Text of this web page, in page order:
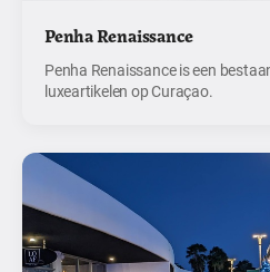
Penha Renaissance
Penha Renaissance is een
luxeartikelen op Curaçao.